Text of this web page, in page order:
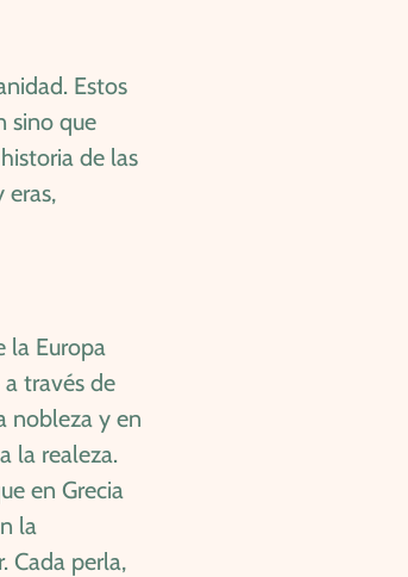
Estos
sino que
de las
eras,
la Europa
través de
nobleza y en
la realeza.
en Grecia
la
Cada perla,